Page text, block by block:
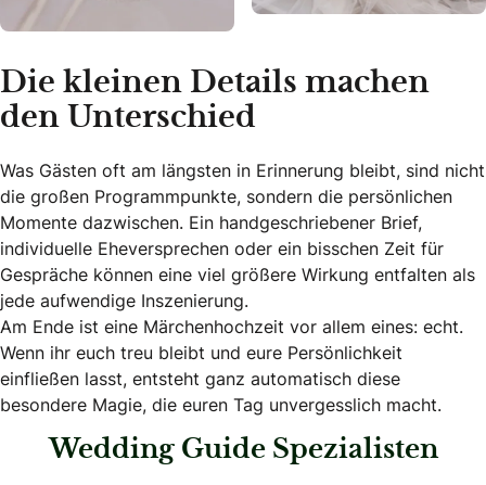
Die kleinen Details machen
den Unterschied
Was Gästen oft am längsten in Erinnerung bleibt, sind nicht
die großen Programmpunkte, sondern die persönlichen
Momente dazwischen. Ein handgeschriebener Brief,
individuelle Eheversprechen oder ein bisschen Zeit für
Gespräche können eine viel größere Wirkung entfalten als
jede aufwendige Inszenierung.
Am Ende ist eine Märchenhochzeit vor allem eines: echt.
Wenn ihr euch treu bleibt und eure Persönlichkeit
einfließen lasst, entsteht ganz automatisch diese
besondere Magie, die euren Tag unvergesslich macht.
Wedding Guide Spezialisten